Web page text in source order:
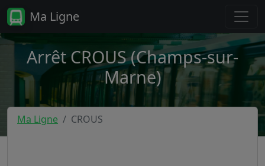
Ma Ligne
Arrêt CROUS (Champs-sur-
Marne)
Ma Ligne CROUS